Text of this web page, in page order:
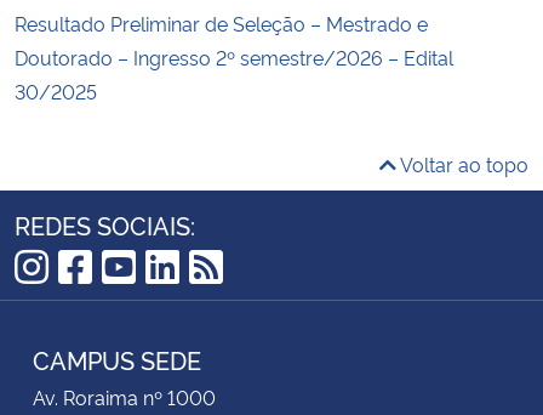
Resultado Preliminar de Seleção – Mestrado e
Doutorado – Ingresso 2º semestre/2026 – Edital
30/2025
Voltar ao topo
REDES SOCIAIS:
Instagram
Facebook
YouTube
LinkedIn
RSS
CAMPUS SEDE
Av. Roraima nº 1000